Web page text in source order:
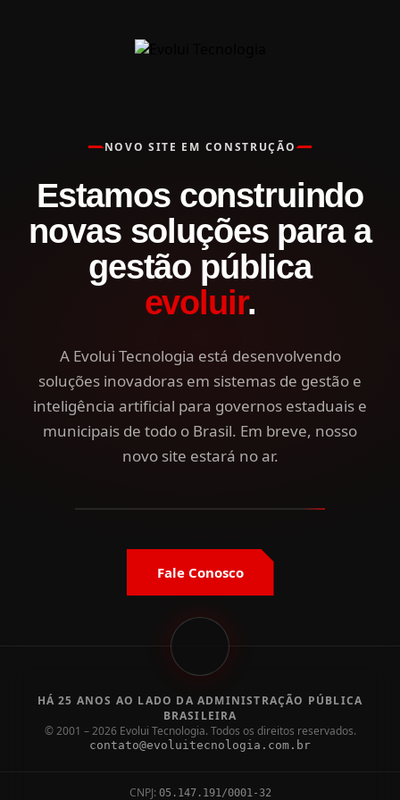
NOVO SITE EM CONSTRUÇÃO
Estamos construindo
novas soluções para a
gestão pública
evoluir.
A Evolui Tecnologia está desenvolvendo
soluções inovadoras em sistemas de gestão e
inteligência artificial para governos estaduais e
municipais de todo o Brasil. Em breve, nosso
novo site estará no ar.
Fale Conosco
HÁ 25 ANOS AO LADO DA ADMINISTRAÇÃO PÚBLICA
BRASILEIRA
© 2001 – 2026 Evolui Tecnologia. Todos os direitos reservados.
contato@evoluitecnologia.com.br
CNPJ: 05.147.191/0001-32